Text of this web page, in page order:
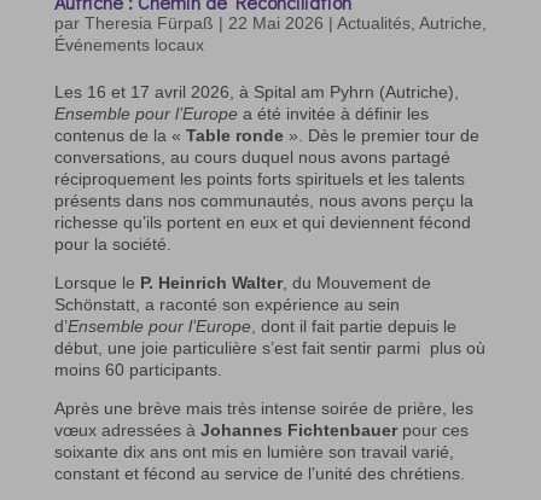
par Theresia Fürpaß | 22 Mai 2026 | Actualités, Autriche
Événements locaux
Les 16 et 17 avril 2026, à Spital am Pyhrn (Autriche),
Ensemble pour l’Europea été invitée à définir les
contenus de la « Table ronde». Dès le premier tour de
conversations, au cours duquel nous avons partagé
réciproquement les points forts spirituels et les talents
présents dans nos communautés, nous avons perçu la
richesse qu’ils portent en eux et qui deviennent fécond
pour la société.
Lorsque le P. Heinrich Walter, du Mouvement de
Schönstatt, a raconté son expérience au sein
d’Ensemble pour l’Europe, dont il fait partie depuis le
début, une joie particulière s’est fait sentir parmi plus où
moins 60 participants.
Après une brève mais très intense soirée de prière, les
vœux adressées à Johannes Fichtenbauerpour ces
soixante dix ans ont mis en lumière son travail varié,
constant et fécond au service de l’unité des chrétiens.